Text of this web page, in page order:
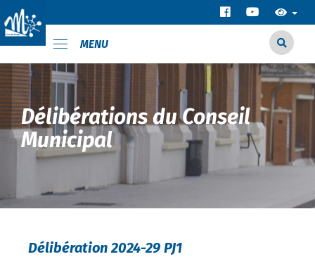
MENU
Délibérations du Conseil
Municipal
Délibération 2024-29 PJ1